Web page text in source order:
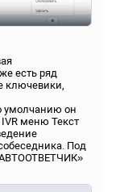
есть ряд
ключевики,
умолчанию он
меню Текст
Под